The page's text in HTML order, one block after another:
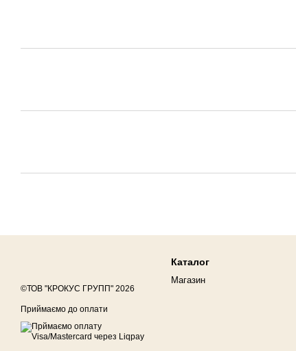
©ТОВ "КРОКУС ГРУПП" 2026
Приймаємо до оплати
Каталог
Магазин